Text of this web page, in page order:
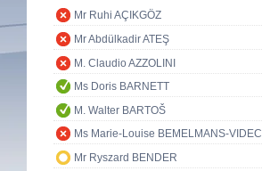
Mr Ruhi AÇIKGÖZ
Mr Abdülkadir ATEŞ
M. Claudio AZZOLINI
Ms Doris BARNETT
M. Walter BARTOŠ
Ms Marie-Louise BEMELMANS-VIDEC
Mr Ryszard BENDER